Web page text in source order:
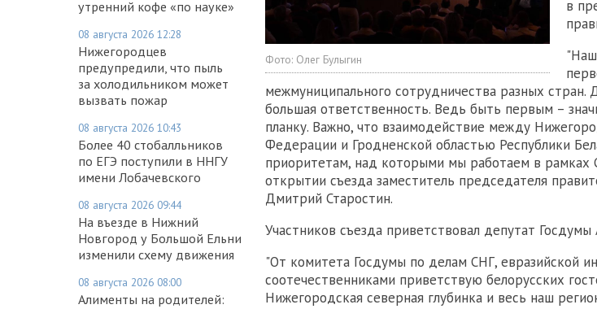
утренний кофе «по науке»
08 августа 2026 12:28
Нижегородцев
предупредили, что пыль
за холодильником может
вызвать пожар
08 августа 2026 10:43
Более 40 стобалльников
по ЕГЭ поступили в ННГУ
имени Лобачевского
08 августа 2026 09:44
На въезде в Нижний
Новгород у Большой Ельни
изменили схему движения
08 августа 2026 08:00
Алименты на родителей:
Фото: Олег Булыгин
в
межмуниципального сотрудничества разных стран.
большая ответственность. Ведь быть первым –
планку. Важно, что взаимодействие между
Федерации и Гродненской областью Республики
приоритетам, над которыми мы работаем в рамках
открытии съезда заместитель председателя
Дмитрий Старостин.
Участников съезда приветствовал депутат
"От комитета Госдумы по делам СНГ, евразийской
соотечественниками приветствую белорусских
Нижегородская северная глубинка и весь наш